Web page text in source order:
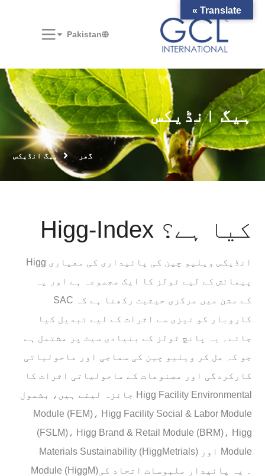
Pakistan
ہیگ انڈیکس
گھر ہیگ انڈیکس
Higg-Index کیا ہے؟
Higg انڈیکس ویلیو چین کی پائیداری کی معیاری
پیمائش کے لیے ٹولز کا ایک مجموعہ ہے اور یہ
SAC کے مشن میں مرکزی حیثیت رکھتا ہے کہ
کاروبار کو تیزی سے اثرات کے لیے تبدیل کیا
جائے۔ یہ پانچ ٹولز کے بنیادی سیٹ پر مشتمل ہے
جو کہ مل کر ویلیو چین کی سماجی اور ماحولیاتی
کارکردگی اور مصنوعات کے ماحولیاتی اثرات کا
جائزہ لیتے ہیں، بشمول Higg Facility Environmental
Module (FEM)، Higg Facility Social & Labor Module
(FSLM)، Higg Brand & Retail Module (BRM)، Higg
Materials Sustainability (HiggMetrials) اور Module
Module (HiggM)۔ یہ پائیدار ملبوسات اتحاد کی
Translate »